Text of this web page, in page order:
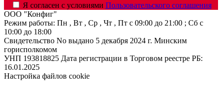
Я согласен с условиями Пользовательского соглашения
ООО "Конфиг"
Режим работы: Пн , Вт , Ср , Чт , Пт c 09:00 до 21:00 ; Сб c
10:00 до 18:00
Свидетельство No выдано 5 декабря 2024 г. Минским
горисполкомом
УНП 193818825 Дата регистрации в Торговом реестре РБ:
16.01.2025
Настройка файлов cookie